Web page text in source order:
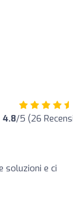
4.8/5 (26
soluzioni e ci